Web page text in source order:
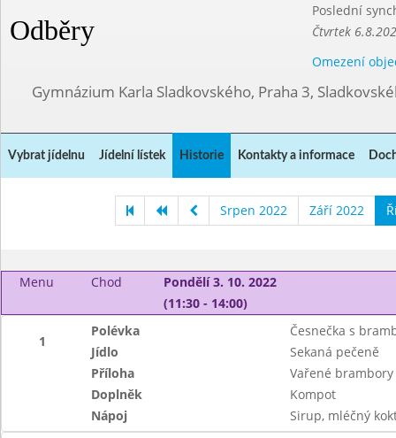
Odběry
Poslední
Čtvrtek
Omezení
Gymnázium Karla Sladkovského, Praha 3,
Vybrat jídelnu Jídelní lístek Historie Kontakty a informace
Srpen 2022 Září 2022
Menu Chod
Pondělí 3. 10. 2022
(11:30 - 14:00)
1
Polévka
Česnečka s
Jídlo
Sekaná pečeně
Příloha
Vařené brambory
Doplněk
Kompot
Nápoj
Sirup, mléčný